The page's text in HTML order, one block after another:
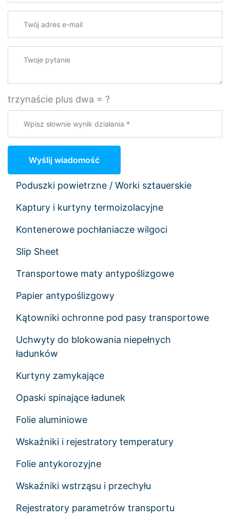
trzynaście plus dwa = ?
Wyślij wiadomość
Poduszki powietrzne / Worki sztauerskie
Kaptury i kurtyny termoizolacyjne
Kontenerowe pochłaniacze wilgoci
Slip Sheet
Transportowe maty antypoślizgowe
Papier antypoślizgowy
Kątowniki ochronne pod pasy transportowe
Uchwyty do blokowania niepełnych
ładunków
Kurtyny zamykające
Opaski spinające ładunek
Folie aluminiowe
Wskaźniki i rejestratory temperatury
Folie antykorozyjne
Wskaźniki wstrząsu i przechyłu
Rejestratory parametrów transportu